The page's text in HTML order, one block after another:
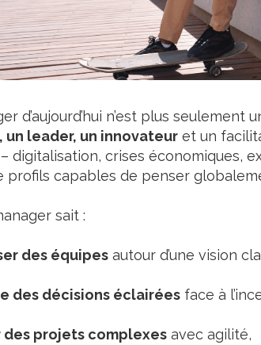
d’aujourd’hui n’est plus seulement
leader, un innovateur et un
digitalisation, crises économiques,
profils capables de penser
sait :
des équipes autour d’une vision
des décisions éclairées face à
des projets complexes avec agilité,